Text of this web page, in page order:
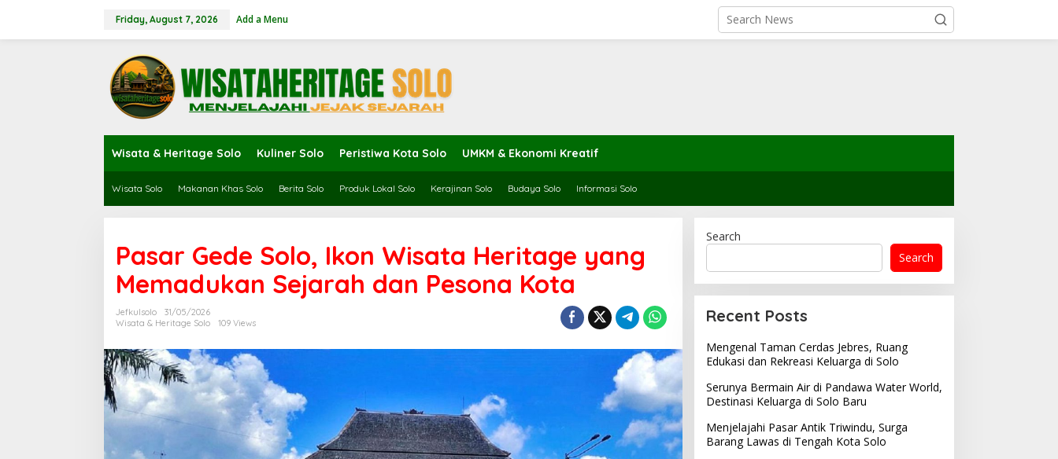
Friday, August 7, 2026 Add a Menu
Wisata & Heritage Solo Kuliner Solo Peristiwa Kota Solo UMKM & Ekonomi Kreatif
Wisata Solo Makanan Khas Solo Berita Solo Produk Lokal Solo Kerajinan Solo Budaya Solo Informasi Solo
Pasar Gede Solo, Ikon Wisata Heritage yang
Memadukan Sejarah dan Pesona Kota
Jefkulsolo
31/05/2026
Wisata & Heritage Solo
109 Views
Search
Search
Recent Posts
Mengenal Taman Cerdas Jebres, Ruang
Edukasi dan Rekreasi Keluarga di Solo
Serunya Bermain Air di Pandawa Water World,
Destinasi Keluarga di Solo Baru
Menjelajahi Pasar Antik Triwindu, Surga
Barang Lawas di Tengah Kota Solo